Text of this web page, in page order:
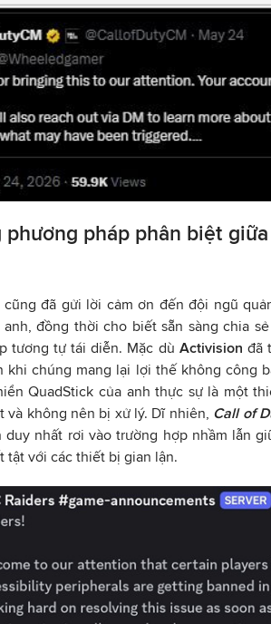
phương pháp phân biệt
cũng đã gửi lời cảm ơn đến đội ngũ
đồng thời cho biết sẵn sàng chia
tương tự tái diễn. Mặc dù Activision đã
khi chúng mang lại lợi thế không công
QuadStick của anh thực sự là một
và không nên bị xử lý. Dĩ nhiên, Call of
duy nhất rơi vào trường hợp nhầm lẫn
tật với các thiết bị gian lận.